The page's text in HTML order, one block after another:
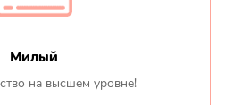
Милый
на высшем уровне!